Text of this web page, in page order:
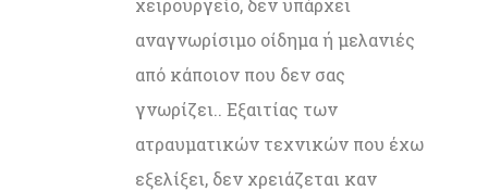
αναγνωρίσιμο οίδημα ή μελανιές
από κάποιον που δεν σας
γνωρίζει.. Εξαιτίας των
ατραυματικών τεχνικών που έχω
εξελίξει, δεν χρειάζεται καν